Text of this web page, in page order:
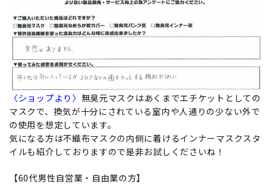
〈ショップより〉 無臭元マスクはあくまでエチケットとしての
マスクで、換気が十分にされている室内や人通りの少ない外で
の使用を想定しています。
気になる方は不織布マスクの内側に着けるインナーマスクスタ
イルも紹介しておりますので是非お試しくださいね！
【60代男性自営業・自由業の方】